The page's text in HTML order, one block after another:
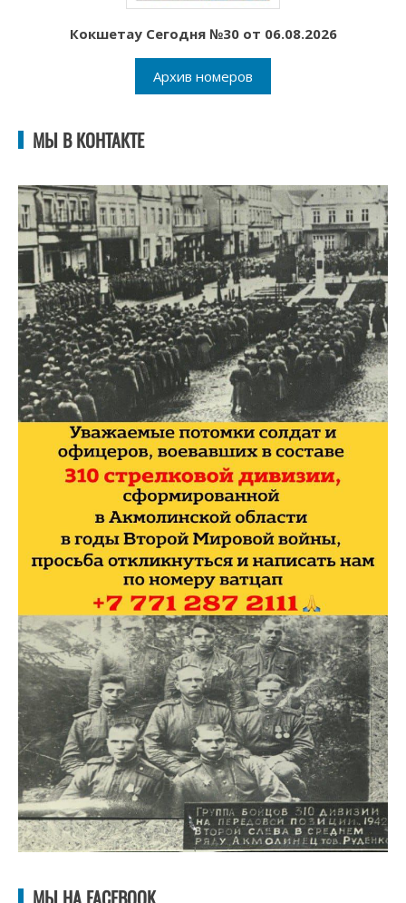
Кокшетау Сегодня №30 от 06.08.2026
Архив номеров
МЫ В КОНТАКТЕ
МЫ НА FACEBOOK